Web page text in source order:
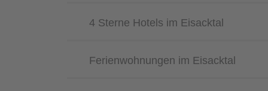
4 Sterne Hotels im Eisacktal
Ferienwohnungen im Eisacktal